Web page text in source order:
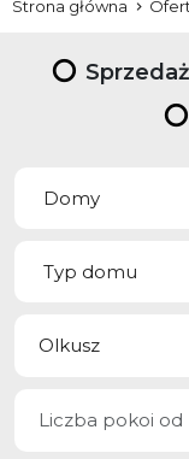
Strona główna
Sprzedaż